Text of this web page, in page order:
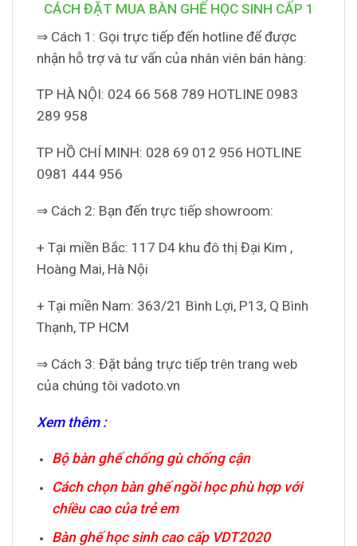
CÁCH ĐẶT MUA BÀN GHẾ HỌC SINH CẤP 1
⇒ Cách 1: Gọi trực tiếp đến hotline để được
nhận hỗ trợ và tư vấn của nhân viên bán hàng:
TP HÀ NỘI: 024 66 568 789 HOTLINE 0983
289 958
TP HỒ CHÍ MINH: 028 69 012 956 HOTLINE
0981 444 956
⇒ Cách 2: Bạn đến trực tiếp showroom:
+ Tại miền Bắc: 117 D4 khu đô thị Đại Kim ,
Hoàng Mai, Hà Nội
+ Tại miền Nam: 363/21 Bình Lợi, P13, Q Bình
Thạnh, TP HCM
⇒ Cách 3: Đặt bảng trực tiếp trên trang web
của chúng tôi vadoto.vn
Xem thêm :
Bộ bàn ghế chống gù chống cận
Cách chọn bàn ghế ngồi học phù hợp với
chiều cao của trẻ em
Bàn ghế học sinh cao cấp VDT2020